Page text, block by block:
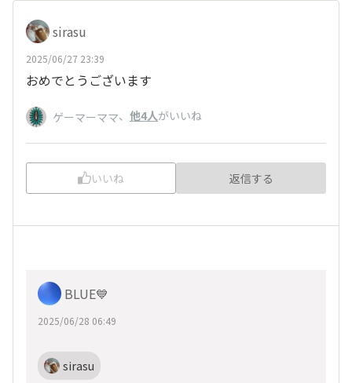
sirasu
2025/06/27 23:39
おめでとうございます
ゲーマーママ、 他4人がいいね
いいね 返信する
BLUE💙
2025/06/28 06:49
sirasu